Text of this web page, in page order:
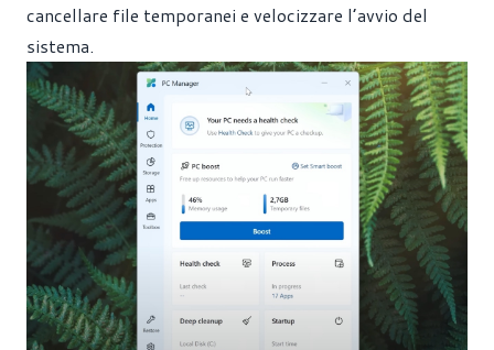
cancellare file temporanei e velocizzare l’avvio del
sistema.